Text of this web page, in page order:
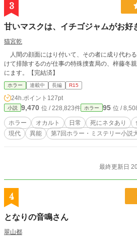
3
甘いマスクは、イチゴジャムがお好
猫宮乾
人間の顔面にはり付いて、その者に成り代わ
けて排除するのが仕事の特殊捜査局の、梓藤冬
にます。【完結済】
ホラー 連載中 長編 R15
24h.ポイント 127pt
小説 9,470 位 / 228,823件 ホラー 95 位 /
ホラー オカルト 日常 死にネタあり
現代
異能 第7回ホラー・ミステリー小説
最終更新日
4
となりの音鳴さん
翠山都